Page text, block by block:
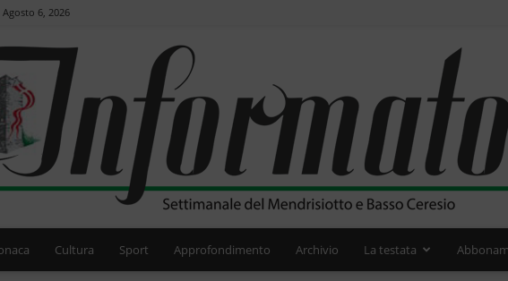
6, 2026
Cultura Sport Approfondimento Archivio La testata